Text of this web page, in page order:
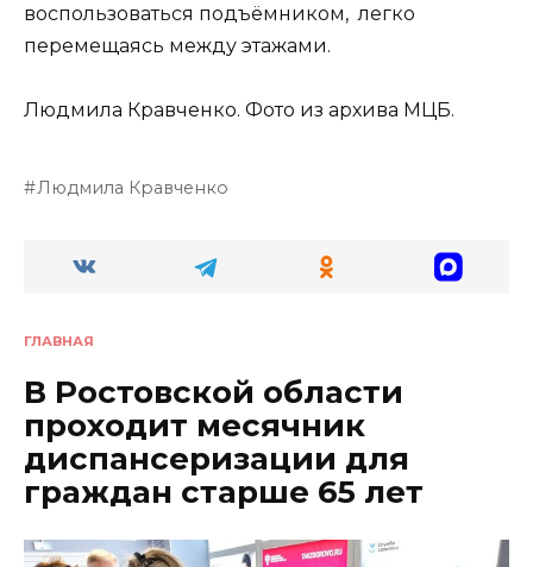
воспользоваться подъёмником, легко
перемещаясь между этажами.
Людмила Кравченко. Фото из архива МЦБ.
Людмила Кравченко
ГЛАВНАЯ
В Ростовской области
проходит месячник
диспансеризации для
граждан старше 65 лет